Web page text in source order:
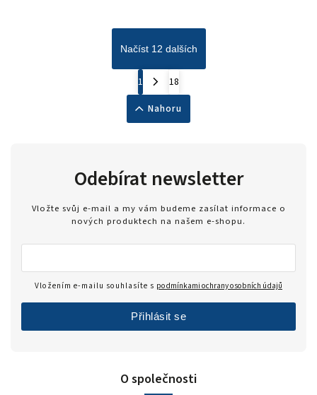
Načíst 12 dalších
1
18
Nahoru
O společnosti
Odebírat newsletter
Vložte svůj e-mail a my vám budeme zasílat informace o
nových produktech na našem e-shopu.
Vložením e-mailu souhlasíte s podmínkami ochrany osobních údajů
Přihlásit se